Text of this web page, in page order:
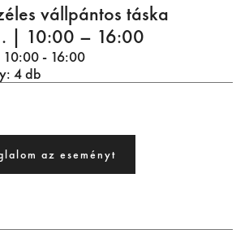
vállpántos táska
| 10:00 – 16:00
10:00- 16:00
4 db
az eseményt